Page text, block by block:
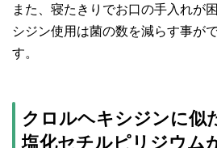
また、寝たきりでお口の手入れが
シジン使用は菌の数を減らす事が
す。
クロルヘキシジンに似
塩化セチルピリジウム